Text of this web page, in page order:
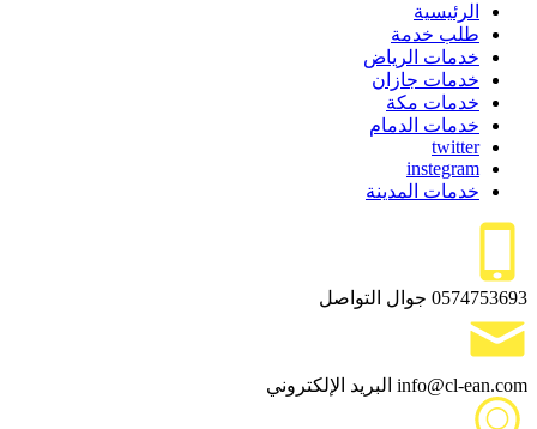
الرئيسية
طلب خدمة
خدمات الرياض
خدمات جازان
خدمات مكة
خدمات الدمام
twitter
instegram
خدمات المدينة
0574753693 جوال التواصل
info@cl-ean.com البريد الإلكتروني